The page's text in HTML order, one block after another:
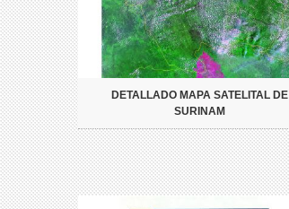
DETALLADO MAPA SATELITAL DE
SURINAM